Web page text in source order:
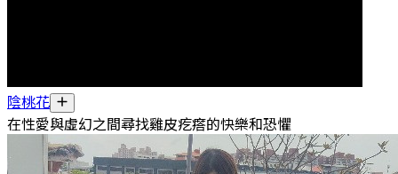
陰桃花
在性愛與虛幻之間尋找雞皮疙瘩的快樂和恐懼